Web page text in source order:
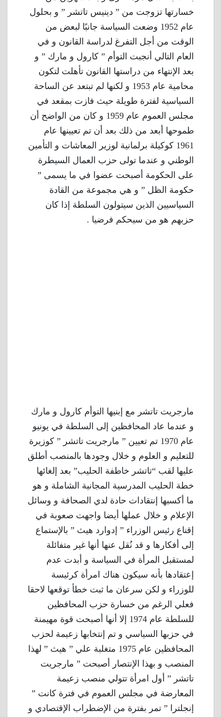
خسارتها تزوجت من ” دينيس تاتشر ” و بحلول
عام 1952 وضعت السياسة جانبًا لبعض من
الوقت من أجل التفرغ لدراسة القانون و في
العام التالي أنجبت التوأم ” كارول و مارك ” و
بعد الإنتهاء من دراستها القانون تأهلت لتكون
محامية عام 1953 و لكنها لم تبتعد عن الساحة
السياسية لفترة طويلة حيث فازت بمقعد في
مجلس العموم عام 1959 و كان من الواضح أن
طموحها أبعد من ذلك بعد أن تم تعيينها عام
1961 كوكيلة برلمانية لوزير المعاشات و التأمين
الوطني و عندما تولى حزب العمال السيطرة
على الحكومة أصبحت عضوا في ما يسمى ”
حكومة الظل ” و هي مجموعة من القادة
السياسيين الذين سيتولون السلطة إذا كان
حزبهم هو من سيحكم فرضيا .
مارجريت تاتشر مع إبنيها التوأم كارول و مارك
و عندما عاد المحافظين إلى السلطة في يونيو
عام 1970 تم تعيين ” مارجريت تاتشر ” كوزيرة
للتعليم و العلوم و خلال وجودها بالمنصب أطلق
عليها لقب “تاتشر خاطفة الحليب” بعد إلغائها
خطة الحليب المدرسية المجانية الشاملة و هو
ما أكسبها إنتقادات حادة لدي الصحافة و وسائل
الإعلام و خلال عملها أيضا واجهت صعوبة في
إقناع رئيس الوزراء ” إدوارد هيث ” بالإستماع
إلى أفكارها و قد نُقل عنها أنها غير متفائلة
لمستقبل المرأة في السياسة و أبدت عدم
إعتقادها بأنه سيكون هناك امرأة كرئيسة
للوزراء و لكن سرعان ما ثبت خطأ توقعها لاحقا
فعلي الرغم من خسارة حزب المحافظين
للسلطة عام 1974 إلا أنها أصبحت قوة مهيمنة
في حزبها السياسي و تم إنتخابها زعيمة لحزب
المحافظين عام 1975 متغلبة علي ” هيث ” لهذا
المنصب و بهذا الإنتصار أصبحت ” مارجريت
تاتشر ” أول امرأة تتولي منصب زعيمة
المعارضة في مجلس العموم في فترة كانت ”
إنجلترا ” تمر بفترة من الإضطراب الإقتصادي و